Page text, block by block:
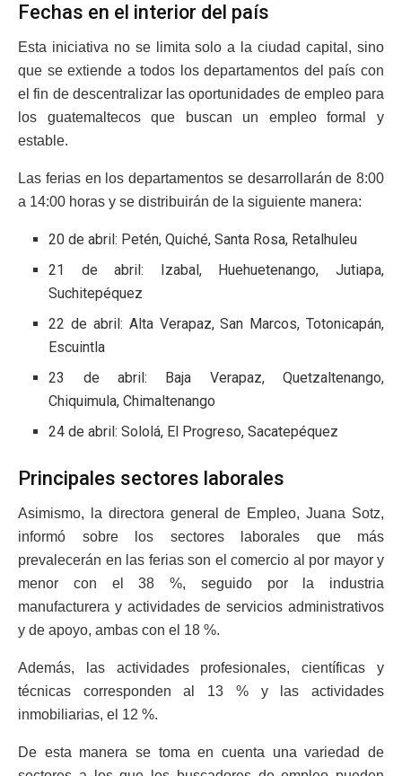
Fechas en el interior del país
Esta iniciativa no se limita solo a la ciudad capital, sino
que se extiende a todos los departamentos del país con
el fin de descentralizar las oportunidades de empleo para
los guatemaltecos que buscan un empleo formal y
estable.
Las ferias en los departamentos se desarrollarán de 8:00
a 14:00 horas y se distribuirán de la siguiente manera:
20 de abril: Petén, Quiché, Santa Rosa, Retalhuleu
21 de abril: Izabal, Huehuetenango, Jutiapa,
Suchitepéquez
22 de abril: Alta Verapaz, San Marcos, Totonicapán,
Escuintla
23 de abril: Baja Verapaz, Quetzaltenango,
Chiquimula, Chimaltenango
24 de abril: Sololá, El Progreso, Sacatepéquez
Principales sectores laborales
Asimismo, la directora general de Empleo, Juana Sotz,
informó sobre los sectores laborales que más
prevalecerán en las ferias son el comercio al por mayor y
menor con el 38 %, seguido por la industria
manufacturera y actividades de servicios administrativos
y de apoyo, ambas con el 18 %.
Además, las actividades profesionales, científicas y
técnicas corresponden al 13 % y las actividades
inmobiliarias, el 12 %.
De esta manera se toma en cuenta una variedad de